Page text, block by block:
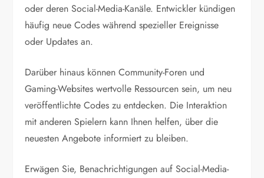
oder deren Social-Media-Kanäle. Entwickler kündigen
häufig neue Codes während spezieller Ereignisse
oder Updates an.
Darüber hinaus können Community-Foren und
Gaming-Websites wertvolle Ressourcen sein, um neu
veröffentlichte Codes zu entdecken. Die Interaktion
mit anderen Spielern kann Ihnen helfen, über die
neuesten Angebote informiert zu bleiben.
Erwägen Sie, Benachrichtigungen auf Social-Media-